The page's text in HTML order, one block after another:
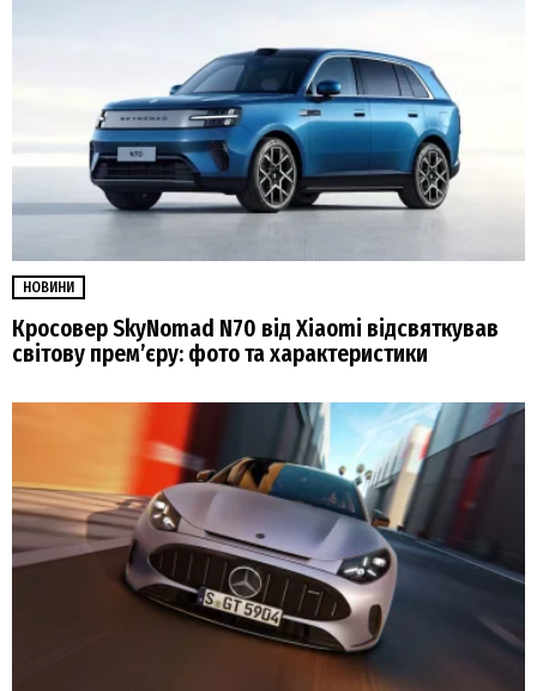
НОВИНИ
Кросовер SkyNomad N70 від Xiaomi відсвяткував
світову прем’єру: фото та характеристики